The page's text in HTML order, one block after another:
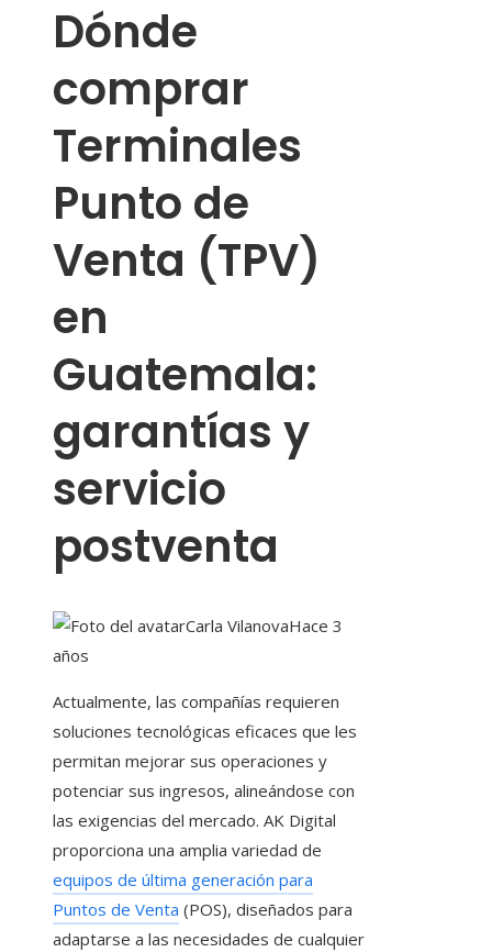
Dónde
comprar
Terminales
Punto de
Venta (TPV)
en
Guatemala:
garantías y
servicio
postventa
Carla VilanovaHace 3
años
Actualmente, las compañías requieren
soluciones tecnológicas eficaces que les
permitan mejorar sus operaciones y
potenciar sus ingresos, alineándose con
las exigencias del mercado. AK Digital
proporciona una amplia variedad de
equipos de última generación para
Puntos de Venta (POS), diseñados para
adaptarse a las necesidades de cualquier